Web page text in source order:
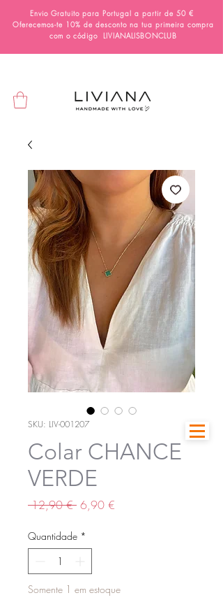
Envio Gratuito para Portugal a partir de 50 €
Oferecemos-te 10% de desconto na tua primeira compra
com o código
LIVIANALISBONCLUB
SKU: LIV-001207
Colar CHANCE
VERDE
12,90 € Preço
6,90 €
Quantidade *
Somente 1 em estoque